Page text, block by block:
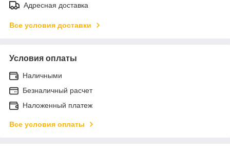
Адресная доставка
Все условия доставки
Условия оплаты
Наличными
Безналичный расчет
Наложенный платеж
Все условия оплаты